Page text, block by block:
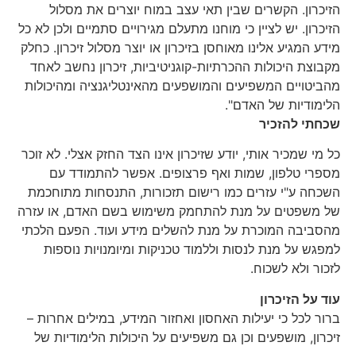
הזיכרון. הקשרים שבין תאי עצב במוח יוצרים את מסלול
הזיכרון. יש לציין כי מוחנו מתעלם מגירויים סתמיים ולכן לא כל
מידע המגיע אלינו מאוחסן בזיכרון או יוצר מסלול זיכרון. כחלק
מקבוצת היכולות ההכרתיות-קוגניטיביות, זיכרון נחשב לאחד
מהביטויים המשפיעים והמושפעים מהאינטליגנציה ומהיכולות
הלימודיות של האדם".
שכחתי להזכיר
כל מי שמכיר אותי, יודע שזיכרון אינו הצד החזק אצלי. לא זוכר
מספרי טלפון, שמות ואף פרצופים. אפשר להתמודד עם
השכחה ע"י עזרים כמו רישום תזכורות, התנסחות מתוחכמת
של משפטים על מנת להתחמק משימוש בשם האדם, או עזרה
מהסביבה המוכרת על מנת להשלים מידע ועוד. הפעם הלכתי
למפגש על מנת לנסות וללמוד טכניקות ומיומנויות נוספות
לזכור ולא לשכוח.
עוד על הזיכרון
ברור לכל כי יעילות האחסון ואחזור המידע, במילים אחרות –
זיכרון, מושפעים וכן גם משפיעים על היכולות הלימודיות של